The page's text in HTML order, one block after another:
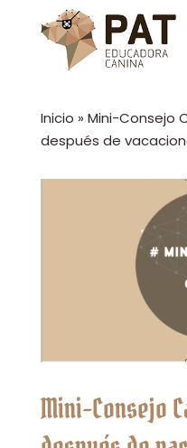
Inicio » Mini-Consejo
después de
Mini-Consejo